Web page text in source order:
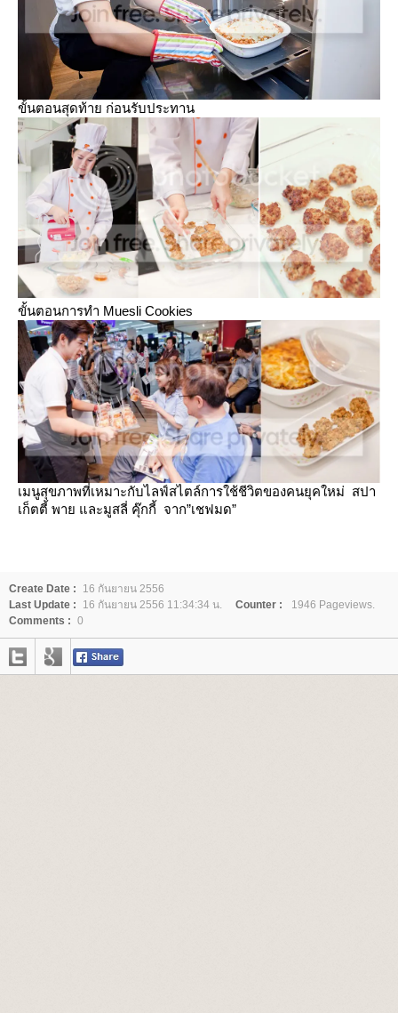
ขั้นตอนสุดท้าย ก่อนรับประทาน
ขั้นตอนการทำ Muesli Cookies
เมนูสุขภาพที่เหมาะกับไลฟ์สไตล์การใช้ชีวิตของคนยุคใหม่ สปา
เก็ตตี้ พาย และมูสลี่ คุ๊กกี้ จาก”เชฟมด”
Create Date :
16 กันยายน 2556
Last Update :
16 กันยายน 2556 11:34:34 น. Counter :
1946 Pageviews.
Comments : 0